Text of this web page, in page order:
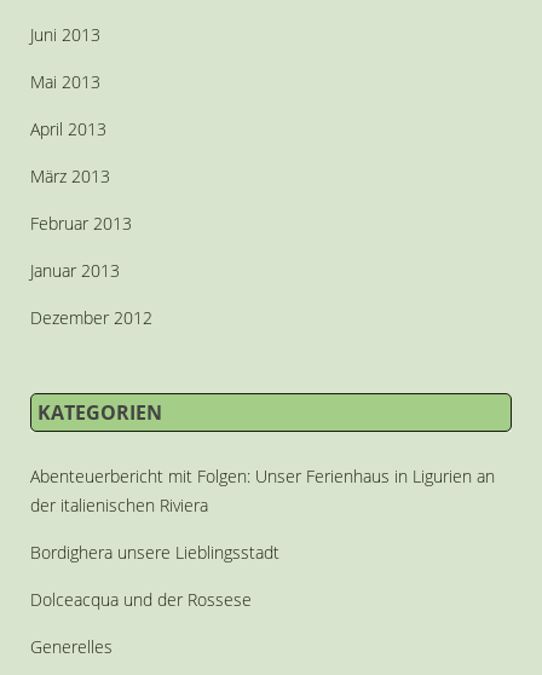
Juni 2013
Mai 2013
April 2013
März 2013
Februar 2013
Januar 2013
Dezember 2012
KATEGORIEN
Abenteuerbericht mit Folgen: Unser Ferienhaus in Ligurien an
der italienischen Riviera
Bordighera unsere Lieblingsstadt
Dolceacqua und der Rossese
Generelles